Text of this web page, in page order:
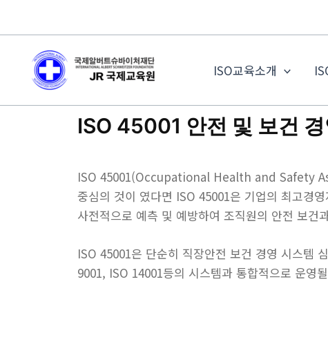
너
ISO교육소개
ISO 45001 안전 및 보건
ISO 45001(Occupational Health and Safety
중심의 것이 였다면 ISO 45001은 기업의 최고경
사전적으로 예측 및 예방하여 조직원의 안전 보건
ISO 45001은 단순히 직장안전 보건 경영 시스템
9001, ISO 14001등의 시스템과 통합적으로 운영